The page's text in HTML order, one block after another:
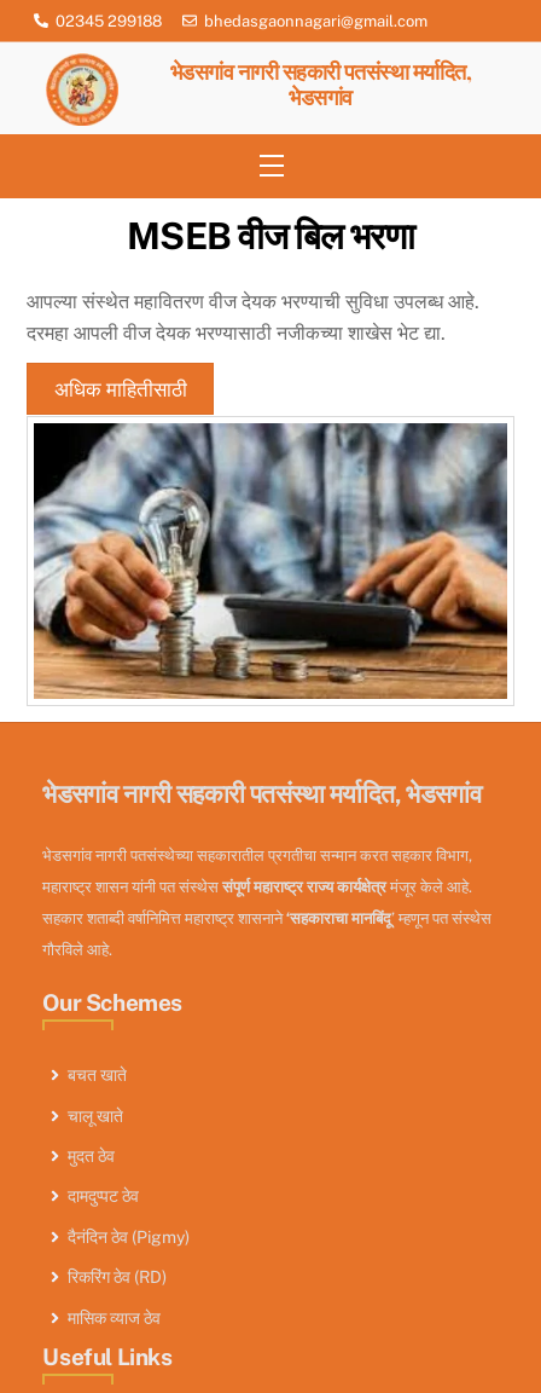
Skip
to
content
02345 299188 bhedasgaonnagari@gmail.com
भेडसगांव नागरी सहकारी पतसंस्था मर्यादित,
भेडसगांव
Menu
MSEB वीज बिल भरणा
आपल्या संस्थेत महावितरण वीज देयक भरण्याची सुविधा उपलब्ध आहे.
दरमहा आपली वीज देयक भरण्यासाठी नजीकच्या शाखेस भेट द्या.
अधिक माहितीसाठी
भेडसगांव नागरी सहकारी पतसंस्था मर्यादित, भेडसगांव
भेडसगांव नागरी पतसंस्थेच्या सहकारातील प्रगतीचा सन्मान करत सहकार विभाग,
महाराष्ट्र शासन यांनी पत संस्थेससंपूर्ण महाराष्ट्र राज्य कार्यक्षेत्रमंजूर केले आहे.
सहकार शताब्दी वर्षानिमित्त महाराष्ट्र शासनाने‘सहकाराचा मानबिंदू’ म्हणून पत संस्थेस
गौरविले आहे.
Our Schemes
बचत खाते
चालू खाते
मुदत ठेव
दामदुप्पट ठेव
दैनंदिन ठेव (Pigmy)
रिकरिंग ठेव (RD)
मासिक व्याज ठेव
Useful Links